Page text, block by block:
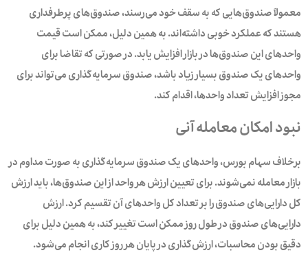
معمولاً صندوق‌هایی که به سقف خود می‌رسند، صندوق‌های پرطرفداری
هستند که عملکرد خوبی داشته‌اند. به همین دلیل، ممکن است قیمت
واحدهای این صندوق‌ها در بازار افزایش یابد. در صورتی که تقاضا برای
واحدهای یک صندوق بسیار زیاد باشد، صندوق سرمایه‌گذاری می‌تواند‌ برای
مجوز افزایش تعداد واحدها، اقدام کند.
نبود امکان معامله آنی
برخلاف سهام بورس، واحد‌های یک صندوق‌ سرمایه‌گذاری به صورت مداوم در
بازار معامله نمی‌شوند. برای تعیین ارزش هر واحد از این صندوق‌ها، باید ارزش
کل دارایی‌های صندوق را بر تعداد کل واحدهای آن تقسیم کرد. ارزش
دارایی‌های صندوق در طول روز ممکن است تغییر کند، به همین دلیل برای
دقیق بودن محاسبات، ارزش‌گذاری در پایان هر روز کاری انجام می‌شود.